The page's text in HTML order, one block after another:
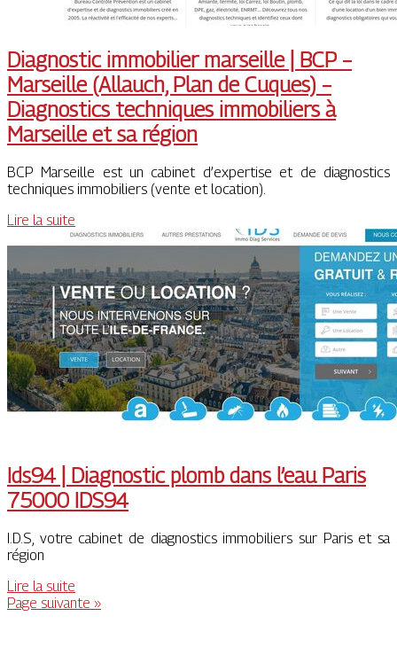
Diagnostic immobilier marseille | BCP –
Marseille (Allauch, Plan de Cuques) –
Diagnostics techniques immobiliers à
Marseille et sa région
BCP Marseille est un cabinet d’expertise et de diagnostics
techniques immobiliers (vente et location).
Lire la suite
Ids94 | Diagnostic plomb dans l’eau Paris
75000 IDS94
I.D.S, votre cabinet de diagnostics immobiliers sur Paris et sa
région
Lire la suite
Page suivante »